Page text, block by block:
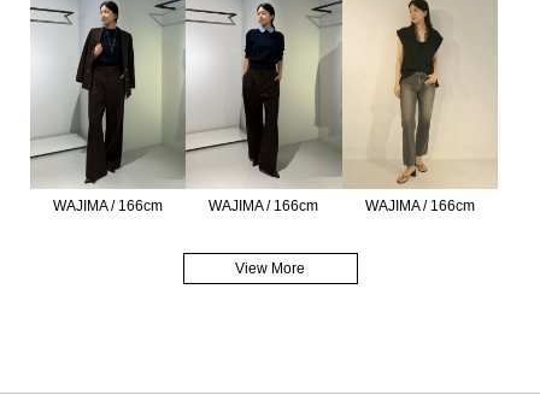
WAJIMA / 166cm WAJIMA / 166cm WAJIMA / 166cm
View More